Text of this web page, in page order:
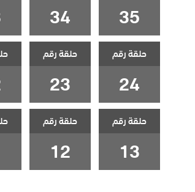
35
34
حلقة رقم
24
حلقة رقم
23
حلقة رقم
13
حلقة رقم
12